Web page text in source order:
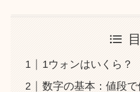
1ウォンはいくら？
数字の基本：値段で